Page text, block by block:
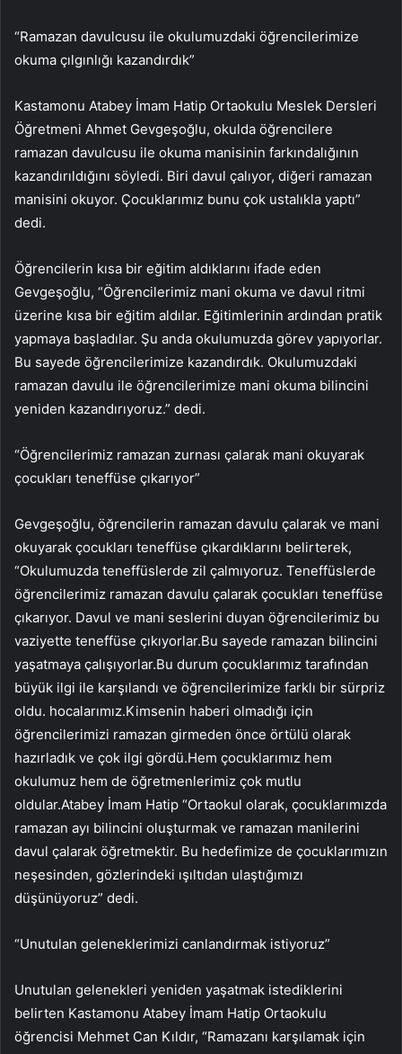
“Ramazan davulcusu ile okulumuzdaki öğrencilerimize
okuma çılgınlığı kazandırdık”
Kastamonu Atabey İmam Hatip Ortaokulu Meslek Dersleri
Öğretmeni Ahmet Gevgeşoğlu, okulda öğrencilere
ramazan davulcusu ile okuma manisinin farkındalığının
kazandırıldığını söyledi. Biri davul çalıyor, diğeri ramazan
manisini okuyor. Çocuklarımız bunu çok ustalıkla yaptı”
dedi.
Öğrencilerin kısa bir eğitim aldıklarını ifade eden
Gevgeşoğlu, “Öğrencilerimiz mani okuma ve davul ritmi
üzerine kısa bir eğitim aldılar. Eğitimlerinin ardından pratik
yapmaya başladılar. Şu anda okulumuzda görev yapıyorlar.
Bu sayede öğrencilerimize kazandırdık. Okulumuzdaki
ramazan davulu ile öğrencilerimize mani okuma bilincini
yeniden kazandırıyoruz.” dedi.
“Öğrencilerimiz ramazan zurnası çalarak mani okuyarak
çocukları teneffüse çıkarıyor”
Gevgeşoğlu, öğrencilerin ramazan davulu çalarak ve mani
okuyarak çocukları teneffüse çıkardıklarını belirterek,
“Okulumuzda teneffüslerde zil çalmıyoruz. Teneffüslerde
öğrencilerimiz ramazan davulu çalarak çocukları teneffüse
çıkarıyor. Davul ve mani seslerini duyan öğrencilerimiz bu
vaziyette teneffüse çıkıyorlar.Bu sayede ramazan bilincini
yaşatmaya çalışıyorlar.Bu durum çocuklarımız tarafından
büyük ilgi ile karşılandı ve öğrencilerimize farklı bir sürpriz
oldu. hocalarımız.Kimsenin haberi olmadığı için
öğrencilerimizi ramazan girmeden önce örtülü olarak
hazırladık ve çok ilgi gördü.Hem çocuklarımız hem
okulumuz hem de öğretmenlerimiz çok mutlu
oldular.Atabey İmam Hatip “Ortaokul olarak, çocuklarımızda
ramazan ayı bilincini oluşturmak ve ramazan manilerini
davul çalarak öğretmektir. Bu hedefimize de çocuklarımızın
neşesinden, gözlerindeki ışıltıdan ulaştığımızı
düşünüyoruz” dedi.
“Unutulan geleneklerimizi canlandırmak istiyoruz”
Unutulan gelenekleri yeniden yaşatmak istediklerini
belirten Kastamonu Atabey İmam Hatip Ortaokulu
öğrencisi Mehmet Can Kıldır, “Ramazanı karşılamak için